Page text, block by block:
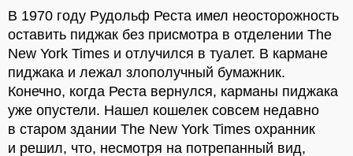
В 1970 году Рудольф Реста имел неосторожность
оставить пиджак без присмотра в отделении The
New York Times и отлучился в туалет. В кармане
пиджака и лежал злополучный бумажник.
Конечно, когда Реста вернулся, карманы пиджака
уже опустели. Нашел кошелек совсем недавно
в старом здании The New York Times охранник
и решил, что, несмотря на потрепанный вид,